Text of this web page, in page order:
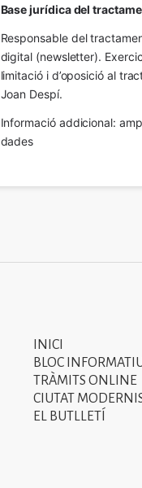
Base jurídica del
Responsable del
digital (newsletter).
limitació i d’oposició al
Joan Despí.
Informació addicional:
dades
Primer
menú
INICI
BLOC
TRÀMITS ONLINE
CIUTAT
EL BUTLLETÍ